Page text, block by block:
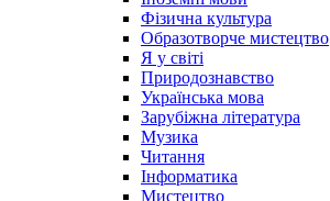
Фізична культура
Образотворче мистецтво
Я у світі
Природознавство
Українська мова
Зарубіжна література
Музика
Читання
Інформатика
Мистецтво